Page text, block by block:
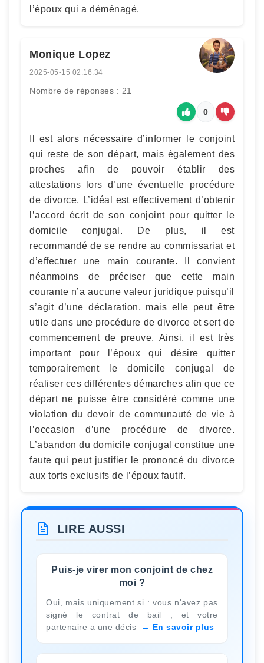
l’époux qui a déménagé.
Monique Lopez
2025-05-15 02:16:34
Nombre de réponses : 21
0
Il est alors nécessaire d’informer le conjoint
qui reste de son départ, mais également des
proches afin de pouvoir établir des
attestations lors d’une éventuelle procédure
de divorce. L’idéal est effectivement d’obtenir
l’accord écrit de son conjoint pour quitter le
domicile conjugal. De plus, il est
recommandé de se rendre au commissariat et
d’effectuer une main courante. Il convient
néanmoins de préciser que cette main
courante n’a aucune valeur juridique puisqu’il
s’agit d’une déclaration, mais elle peut être
utile dans une procédure de divorce et sert de
commencement de preuve. Ainsi, il est très
important pour l’époux qui désire quitter
temporairement le domicile conjugal de
réaliser ces différentes démarches afin que ce
départ ne puisse être considéré comme une
violation du devoir de communauté de vie à
l’occasion d’une procédure de divorce.
L’abandon du domicile conjugal constitue une
faute qui peut justifier le prononcé du divorce
aux torts exclusifs de l’époux fautif.
LIRE AUSSI
Puis-je virer mon conjoint de chez
moi ?
Oui, mais uniquement si : vous n'avez pas
signé le contrat de bail ; et votre
partenaire a une décis
En savoir plus